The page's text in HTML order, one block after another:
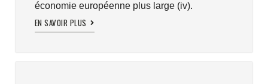
économie européenne plus large (iv).
EN SAVOIR PLUS